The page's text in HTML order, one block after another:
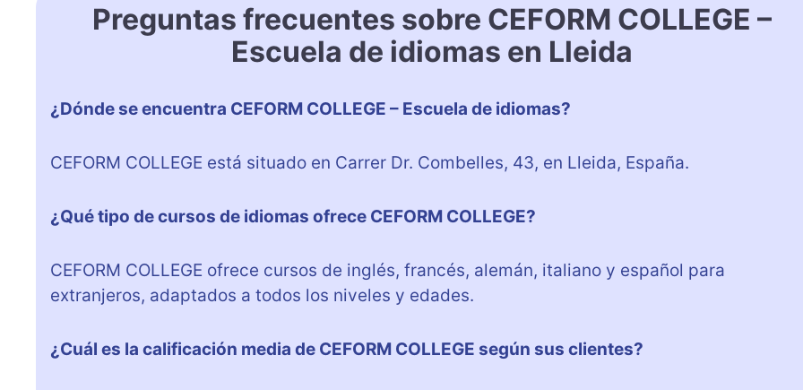
Preguntas frecuentes sobre CEFORM COLLEGE –
Escuela de idiomas en Lleida
¿Dónde se encuentra CEFORM COLLEGE – Escuela de idiomas?
CEFORM COLLEGE está situado en Carrer Dr. Combelles, 43, en Lleida, España.
¿Qué tipo de cursos de idiomas ofrece CEFORM COLLEGE?
CEFORM COLLEGE ofrece cursos de inglés, francés, alemán, italiano y español para
extranjeros, adaptados a todos los niveles y edades.
¿Cuál es la calificación media de CEFORM COLLEGE según sus clientes?